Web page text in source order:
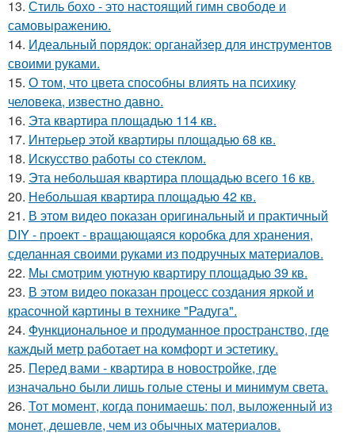
13. Стиль бохо - это настоящий гимн свободе и
самовыражению.
14. Идеальный порядок: органайзер для инструментов
своими руками.
15. О том, что цвета способны влиять на психику
человека, известно давно.
16. Эта квартира площадью 114 кв.
17. Интерьер этой квартиры площадью 68 кв.
18. Искусство работы со стеклом.
19. Эта небольшая квартира площадью всего 16 кв.
20. Небольшая квартира площадью 42 кв.
21. В этом видео показан оригинальный и практичный
DIY - проект - вращающаяся коробка для хранения,
сделанная своими руками из подручных материалов.
22. Мы смотрим уютную квартиру площадью 39 кв.
23. В этом видео показан процесс создания яркой и
красочной картины в технике "Радуга".
24. Функциональное и продуманное пространство, где
каждый метр работает на комфорт и эстетику.
25. Перед вами - квартира в новостройке, где
изначально были лишь голые стены и минимум света.
26. Тот момент, когда понимаешь: пол, выложенный из
монет, дешевле, чем из обычных материалов.